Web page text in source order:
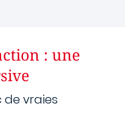
: une
de vraies